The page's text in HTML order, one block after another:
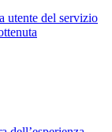
utente del servizio